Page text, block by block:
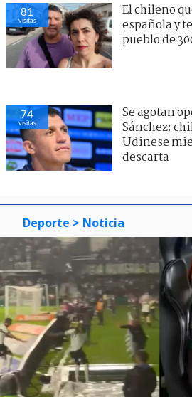
81
visitas
El chileno
española y
pueblo de
74
visitas
Se agotan
Sánchez:
Udinese
descarta
Deporte > Noticia